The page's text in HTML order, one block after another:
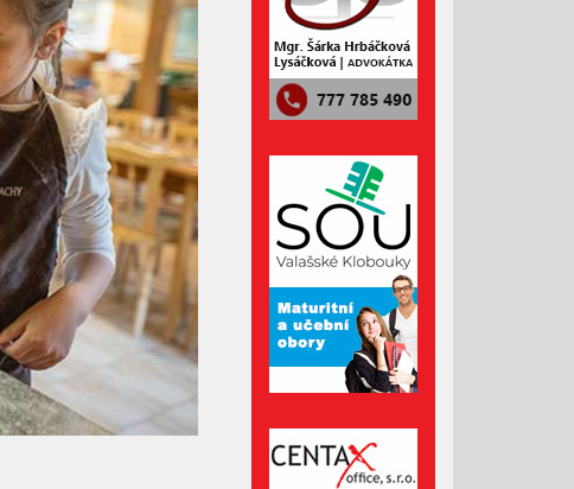
Prosinec 2022
Listopad 2022
Říjen 2022
Září 2022
Srpen 2022
Červenec 2022
Červen 2022
Květen 2022
Duben 2022
Březen 2022
Únor 2022
Prosinec 2021
Listopad 2021